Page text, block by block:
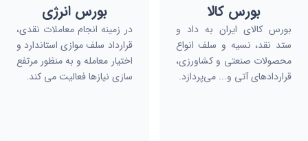
بورس انرژی
در زمینه انجام معاملات نقدی،
قرارداد سلف موازی استاندارد و
اختیار معامله و به منظور مرتفع
سازی نیازها فعالیت می کند.
بورس کالا
بورس کالای ایران به داد و
ستد نقد، نسیه و سلف انواع
محصولات صنعتی و کشاورزی،
قراردادهای آتی و... می‌پردازد.